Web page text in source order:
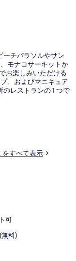
ーチパラソルやサン
モナコサーキットか
お楽しみいただける
、およびマニキュア
レストランの 1 つで
ただけます。人気設
テラス、およびプー
ケーションが旅行者
をすべて表示
可
無料)